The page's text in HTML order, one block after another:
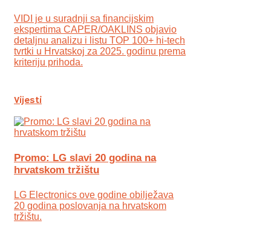
VIDI je u suradnji sa financijskim
ekspertima CAPER/OAKLINS objavio
detaljnu analizu i listu TOP 100+ hi-tech
tvrtki u Hrvatskoj za 2025. godinu prema
kriteriju prihoda.
Vijesti
Promo: LG slavi 20 godina na
hrvatskom tržištu
LG Electronics ove godine obilježava
20 godina poslovanja na hrvatskom
tržištu.